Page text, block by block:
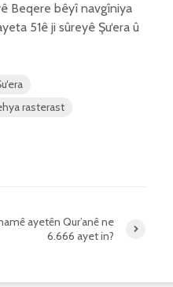
Beqere bêyî navgîniya
51ê ji sûreyê Şu‘era û
rasterast
ayetên Qur’anê ne
6.666 ayet in?